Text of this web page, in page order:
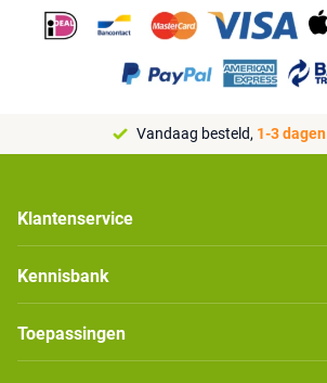
Vandaag besteld, 1-3 dagen
Klantenservice
Kennisbank
Toepassingen